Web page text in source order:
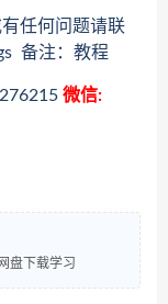
任何问题请联
备注：教程
微信:
盘下载学习